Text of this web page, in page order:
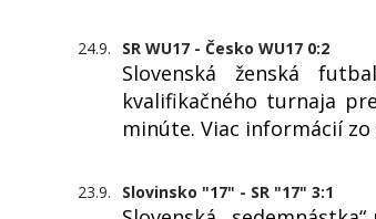
24.9. SR WU17 - Česko WU17 0:2
Slovenská ženská
kvalifikačného turnaja
minúte. Viac informácií
23.9. Slovinsko "17" - SR "17" 3:1